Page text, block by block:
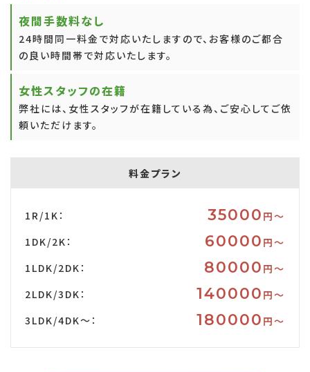
夜間手数料なし
24時間同一料金で対応いたしますので、お客様のご都合
の良い時間帯で対応いたします。
女性スタッフの在籍
弊社には、女性スタッフが在籍している為、ご安心してご依
頼いただけます。
料金プラン
1R/1K： 35000 円〜
1DK/2K：
60000 円〜
1LDK/2DK：
80000 円〜
2LDK/3DK：
140000 円〜
3LDK/4DK～：
180000 円〜